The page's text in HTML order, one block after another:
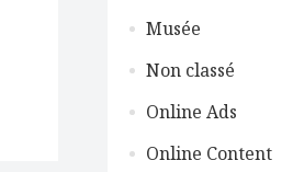
Musée
Non classé
Online Ads
Online Content